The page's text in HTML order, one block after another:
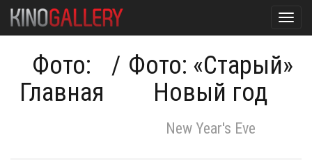
Фото:
Главная
/ Фото: «Старый»
Новый год
New Year's Eve